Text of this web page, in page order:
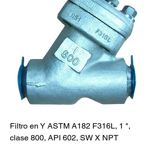
Filtro en Y ASTM A182 F316L, 1 ",
clase 800, API 602, SW X NPT